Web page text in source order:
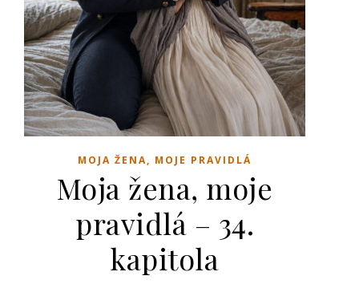
MOJA ŽENA, MOJE PRAVIDLÁ
Moja žena, moje
pravidlá – 34.
kapitola